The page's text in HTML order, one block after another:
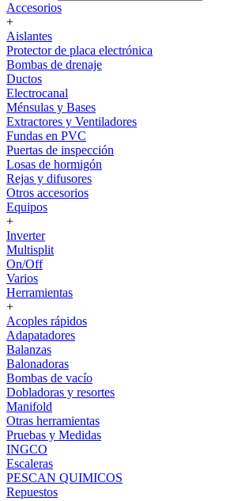
Accesorios
+
Aislantes
Protector de placa electrónica
Bombas de drenaje
Ductos
Electrocanal
Ménsulas y Bases
Extractores y Ventiladores
Fundas en PVC
Puertas de inspección
Losas de hormigón
Rejas y difusores
Otros accesorios
Equipos
+
Inverter
Multisplit
On/Off
Varios
Herramientas
+
Acoples rápidos
Adapatadores
Balanzas
Balonadoras
Bombas de vacío
Dobladoras y resortes
Manifold
Otras herramientas
Pruebas y Medidas
INGCO
Escaleras
PESCAN QUIMICOS
Repuestos